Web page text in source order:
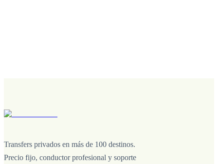
Transfers privados en más de 100 destinos.
Precio fijo, conductor profesional y soporte